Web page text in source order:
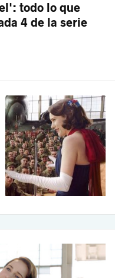
todo lo que
4 de la serie